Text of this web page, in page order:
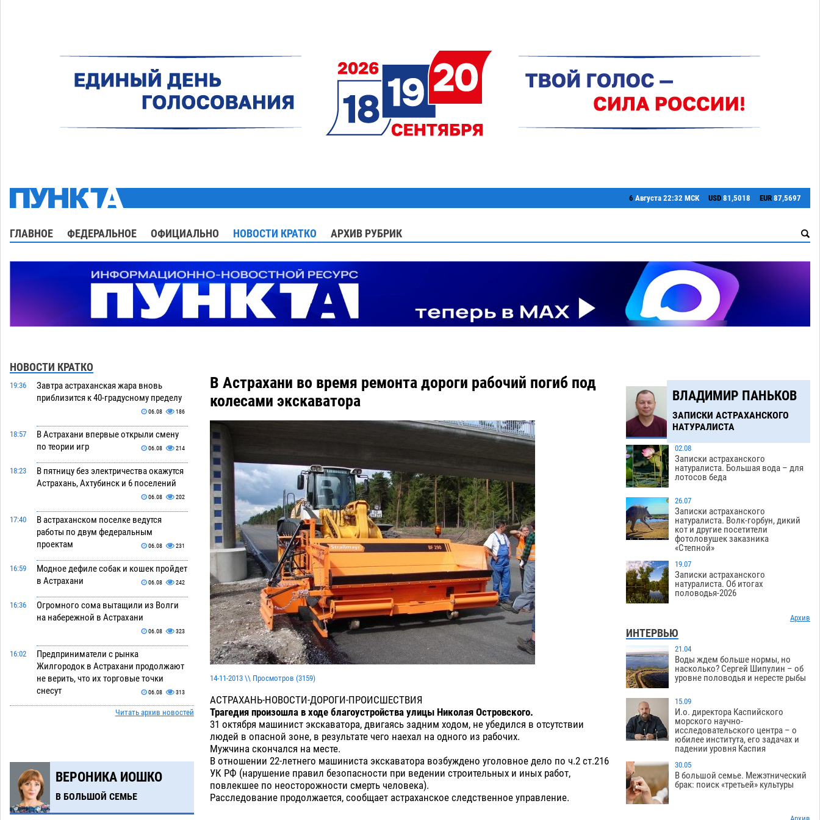
6 Августа 22:32 МСК USD 81,5018 EUR 87,5697
ГЛАВНОЕ ФЕДЕРАЛЬНОЕ ОФИЦИАЛЬНО НОВОСТИ КРАТКО АРХИВ РУБРИК
НОВОСТИ КРАТКО
19:36
Завтра астраханская жара вновь
приблизится к 40-градусному пределу
06.08 186
18:57
В Астрахани впервые открыли смену
по теории игр
06.08 214
18:23
В пятницу без электричества окажутся
Астрахань, Ахтубинск и 6 поселений
06.08 202
17:40
В астраханском поселке ведутся
работы по двум федеральным
проектам
06.08 231
16:59
Модное дефиле собак и кошек пройдет
в Астрахани
06.08 242
16:36
Огромного сома вытащили из Волги
на набережной в Астрахани
06.08 323
16:02
Предприниматели с рынка
Жилгородок в Астрахани продолжают
не верить, что их торговые точки
снесут
06.08 313
Ящерицу из астраханской пустыни
14:35
Буддийские святыни из Астрахани
выставили в музее Пушкина в Москве
13:50
Мэрия Астрахани переводит городские
Читать архив новостей
ВЕРОНИКА ИОШКО
В БОЛЬШОЙ СЕМЬЕ
В Астрахани во время ремонта дороги рабочий погиб под
колесами экскаватора
14-11-2013 \\ Просмотров (3159)
АСТРАХАНЬ-НОВОСТИ-ДОРОГИ-ПРОИСШЕСТВИЯ
Трагедия произошла в ходе благоустройства улицы Николая Островского.
31 октября машинист экскаватора, двигаясь задним ходом, не убедился в отсутствии
людей в опасной зоне, в результате чего наехал на одного из рабочих.
Мужчина скончался на месте.
В отношении 22-летнего машиниста экскаватора возбуждено уголовное дело по ч.2 ст.216
УК РФ (нарушение правил безопасности при ведении строительных и иных работ,
повлекшее по неосторожности смерть человека).
Расследование продолжается, сообщает астраханское следственное управление.
ВЛАДИМИР ПАНЬКОВ
ЗАПИСКИ АСТРАХАНСКОГО
НАТУРАЛИСТА
02.08
Записки астраханского
натуралиста. Большая вода – для
лотосов беда
26.07
Записки астраханского
натуралиста. Волк-горбун, дикий
кот и другие посетители
фотоловушек заказника
«Степной»
19.07
Записки астраханского
натуралиста. Об итогах
половодья-2026
Архив
ИНТЕРВЬЮ
21.04
Воды ждем больше нормы, но
насколько? Сергей Шипулин – об
уровне половодья и нересте рыбы
15.09
И.о. директора Каспийского
морского научно-
исследовательского центра – о
юбилее института, его задачах и
падении уровня Каспия
30.05
В большой семье. Межэтнический
брак: поиск «третьей» культуры